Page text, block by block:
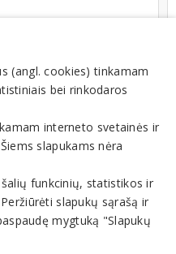
(nuo 2025-06-30)
prekyba, parduotuvės
(angl. cookies) tinkamam
bei rinkodaros
interneto svetainės ir
slapukams nėra
funkcinių, statistikos ir
slapukų sąrašą ir
mygtuką "Slapukų